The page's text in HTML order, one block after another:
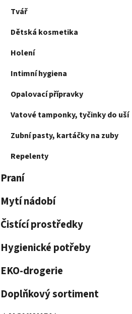
Tvář
Dětská kosmetika
Holení
Intimní hygiena
Opalovací přípravky
Vatové tamponky, tyčinky do uší
Zubní pasty, kartáčky na zuby
Repelenty
Praní
Mytí nádobí
Čistící prostředky
Hygienické potřeby
EKO-drogerie
Doplňkový sortiment